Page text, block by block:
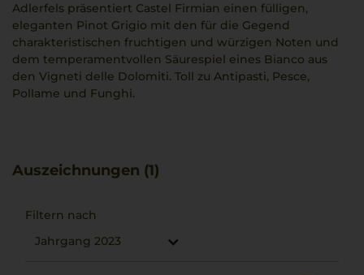
Adlerfels präsentiert Castel Firmian einen fülligen,
eleganten Pinot Grigio mit den für die Gegend
charakteristischen fruchtigen und würzigen Noten und
dem temperamentvollen Säurespiel eines Bianco aus
den Vigneti delle Dolomiti. Toll zu Antipasti, Pesce,
Pollame und Funghi.
Auszeichnungen (1)
Filtern nach
Jahrgang 2023